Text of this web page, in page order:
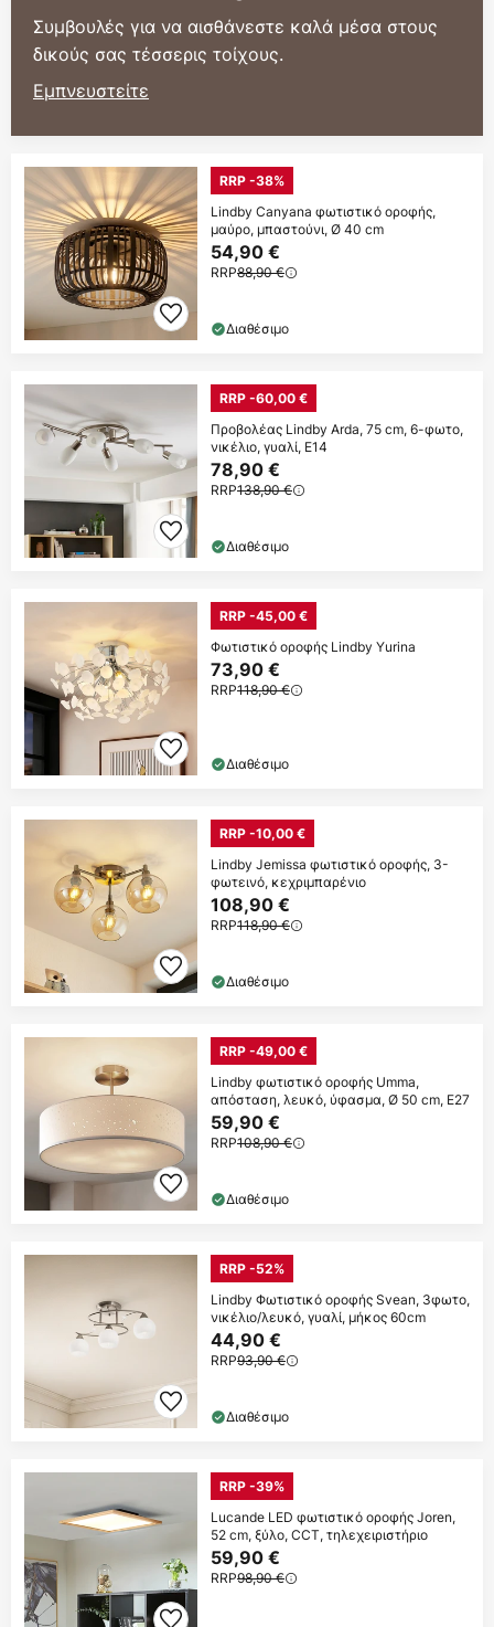
Συμβουλές για να αισθάνεστε καλά μέσα στους
δικούς σας τέσσερις τοίχους.
Εμπνευστείτε
RRP -38%
Lindby Canyana φωτιστικό οροφής,
μαύρο, μπαστούνι, Ø 40 cm
54,90 €
RRP88,90 €
Διαθέσιμο
RRP -60,00 €
Προβολέας Lindby Arda, 75 cm, 6-φωτο,
νικέλιο, γυαλί, E14
78,90 €
RRP138,90 €
Διαθέσιμο
RRP -45,00 €
Φωτιστικό οροφής Lindby Yurina
73,90 €
RRP118,90 €
Διαθέσιμο
RRP -10,00 €
Lindby Jemissa φωτιστικό οροφής, 3-
φωτεινό, κεχριμπαρένιο
108,90 €
RRP118,90 €
Διαθέσιμο
RRP -49,00 €
Lindby φωτιστικό οροφής Umma,
απόσταση, λευκό, ύφασμα, Ø 50 cm, E27
59,90 €
RRP108,90 €
Διαθέσιμο
RRP -52%
Lindby Φωτιστικό οροφής Svean, 3φωτο,
νικέλιο/λευκό, γυαλί, μήκος 60cm
44,90 €
RRP93,90 €
Διαθέσιμο
RRP -39%
Lucande LED φωτιστικό οροφής Joren,
52 cm, ξύλο, CCT, τηλεχειριστήριο
59,90 €
RRP98,90 €